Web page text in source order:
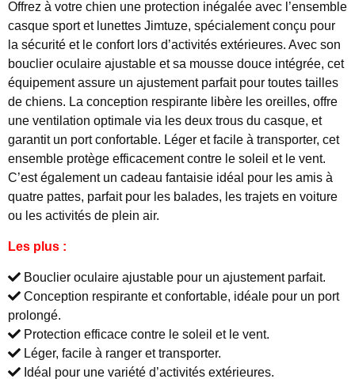
Offrez à votre chien une protection inégalée avec l’ensemble
casque sport et lunettes Jimtuze, spécialement conçu pour
la sécurité et le confort lors d’activités extérieures. Avec son
bouclier oculaire ajustable et sa mousse douce intégrée, cet
équipement assure un ajustement parfait pour toutes tailles
de chiens. La conception respirante libère les oreilles, offre
une ventilation optimale via les deux trous du casque, et
garantit un port confortable. Léger et facile à transporter, cet
ensemble protège efficacement contre le soleil et le vent.
C’est également un cadeau fantaisie idéal pour les amis à
quatre pattes, parfait pour les balades, les trajets en voiture
ou les activités de plein air.
Les plus :
Bouclier oculaire ajustable pour un ajustement parfait.
Conception respirante et confortable, idéale pour un port
prolongé.
Protection efficace contre le soleil et le vent.
Léger, facile à ranger et transporter.
Idéal pour une variété d’activités extérieures.